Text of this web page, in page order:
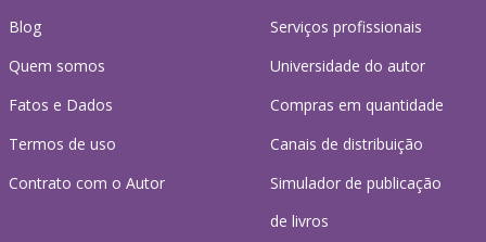
Blog
Quem somos
Fatos e Dados
Termos de uso
Contrato com o Autor
Serviços profissionais
Universidade do autor
Compras em quantidade
Canais de distribuição
Simulador de publicação
de livros